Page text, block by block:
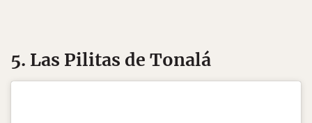
5. Las Pilitas de Tonalá